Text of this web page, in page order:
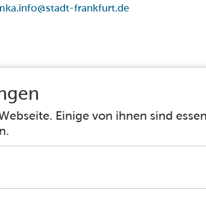
frankfurt.de
zur Barrierefreiheit